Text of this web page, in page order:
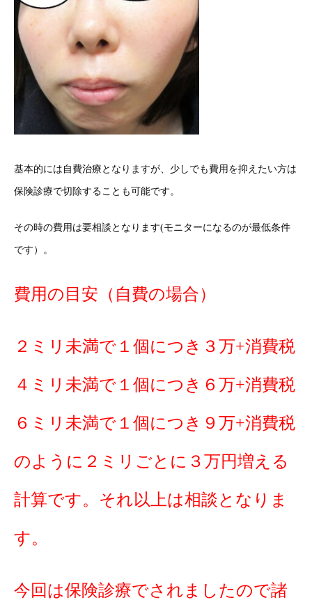
基本的には自費治療となりますが、少しでも費用を抑えたい方は
保険診療で切除することも可能です。
その時の費用は要相談となります(モニターになるのが最低条件
です）。
費用の目安（自費の場合）
２ミリ未満で１個につき３万+消費税
４ミリ未満で１個につき６万+消費税
６ミリ未満で１個につき９万+消費税
のように２ミリごとに３万円増える
計算です。それ以上は相談となりま
す。
今回は保険診療でされましたので諸